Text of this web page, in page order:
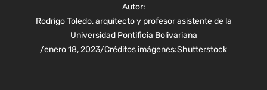
Autor:
Rodrigo Toledo, arquitecto y profesor asistente de la
Universidad Pontificia Bolivariana
/enero 18, 2023/Créditos imágenes:Shutterstock